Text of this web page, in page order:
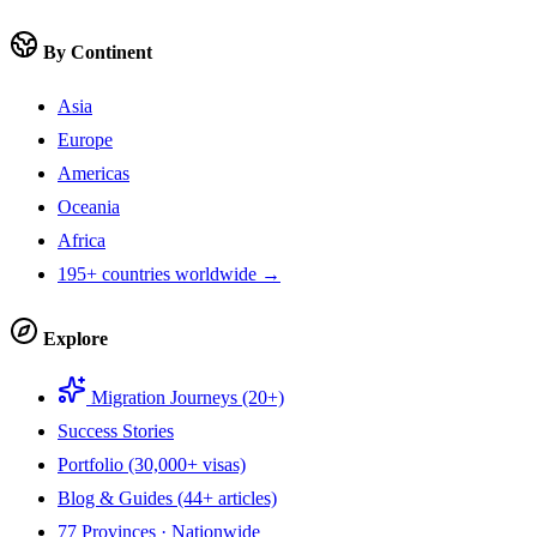
By Continent
Asia
Europe
Americas
Oceania
Africa
195+ countries worldwide →
Explore
Migration Journeys (20+)
Success Stories
Portfolio (30,000+ visas)
Blog & Guides (44+ articles)
77 Provinces · Nationwide